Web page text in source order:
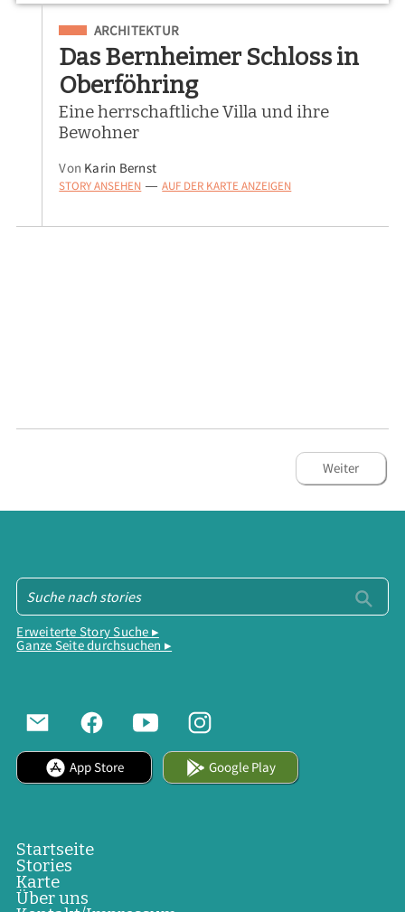
Eingeordnet unter
ARCHITEKTUR
Das Bernheimer Schloss in
Oberföhring
Eine herrschaftliche Villa und ihre
Bewohner
Von Karin Bernst
STORY ANSEHEN — AUF DER KARTE ANZEIGEN
Weiter
Erweiterte Story Suche ▸
Ganze Seite durchsuchen ▸
App Store Google Play
Startseite
Stories
Karte
Über uns